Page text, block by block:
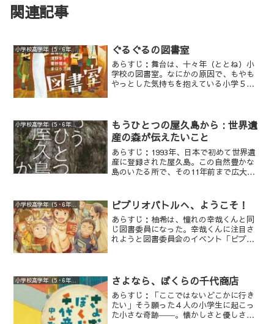
関連記事
小学校高学年（5・6年生） ぐるぐるの図書室
あらすじ：舞台は、十々年（ととね）小
学校の図書室。なにかの原因で、もやも
やっとした気持ちを抱えている小学５年
を渡され、それぞれのラビリンスに迷い
込んでしまう――。5話からなるオムニバ
ス形式。
小学校高学年（5・6年生）
もうひとつの屋久島から : 世界遺
産の森が伝えたいこと
あらすじ：1993年、日本で初めて世界遺
産に登録された屋久島。この自然豊かな
島のいたる所で、その11年前まで広大な
のドキュメンタリー。
ビブリオバトルへ、ようこそ！
あらすじ：柚希は、憧れの幸哉くんと同
じ図書委員になった。幸哉くんに注目さ
れようと図書委員会のイベント「ビブリ
なかった柚希が、物語以外にも、色々な
本があることを知っていくうちに…。憧
れの先輩を追って本を読み始めた主人公
が、ビブリオバトルを通じてたくさんの
本に出会い、図書館と本が大好きになっ
さよなら、ぼくらの千代商店
あらすじ：「ここではないどこかに行き
たい」そう願った４人の小学生に起こっ
た小さな奇跡――。懐かしさと優しさに